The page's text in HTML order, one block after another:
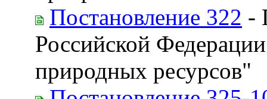
Постановление 322 -
Российской
природных ресурсов"